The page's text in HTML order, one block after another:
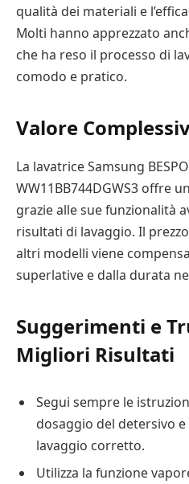
qualità dei materiali e
Molti hanno apprezzato
che ha reso il processo di
comodo e pratico.
Valore
La lavatrice Samsung
WW11BB744DGWS3 offre
grazie alle sue funzionalità
risultati di lavaggio. Il
altri modelli viene
superlative e dalla durata
Suggerimenti e
Migliori Risultati
Segui sempre le
dosaggio del detersivo
lavaggio corretto.
Utilizza la funzione